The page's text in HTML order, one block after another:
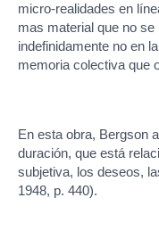
micro-realidades en
mas material que no
indefinidamente no en
memoria colectiva que
En esta obra, Bergson
duración, que está
subjetiva, los deseos,
1948, p. 440).